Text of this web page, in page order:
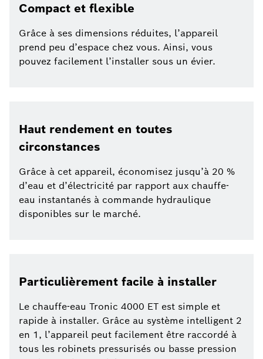
Compact et flexible
Grâce à ses dimensions réduites, l’appareil
prend peu d’espace chez vous. Ainsi, vous
pouvez facilement l’installer sous un évier.
Haut rendement en toutes
circonstances
Grâce à cet appareil, économisez jusqu’à 20 %
d’eau et d’électricité par rapport aux chauffe-
eau instantanés à commande hydraulique
disponibles sur le marché.
Particulièrement facile à installer
Le chauffe-eau Tronic 4000 ET est simple et
rapide à installer. Grâce au système intelligent 2
en 1, l’appareil peut facilement être raccordé à
tous les robinets pressurisés ou basse pression